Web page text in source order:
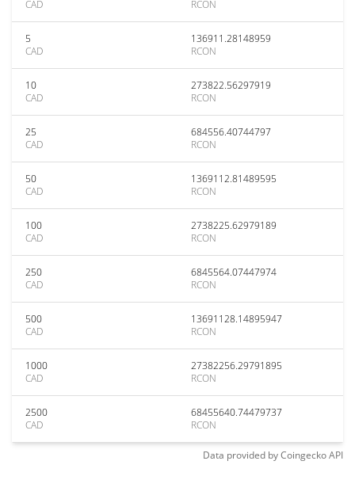
CAD
RCON
5
CAD
136911.28148959
RCON
10
CAD
273822.56297919
RCON
25
CAD
684556.40744797
RCON
50
CAD
1369112.81489595
RCON
100
CAD
2738225.62979189
RCON
250
CAD
6845564.07447974
RCON
500
CAD
13691128.14895947
RCON
1000
CAD
27382256.29791895
RCON
2500
CAD
68455640.74479737
RCON
Data provided byCoingeckoAPI